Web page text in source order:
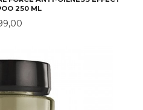
250 ML